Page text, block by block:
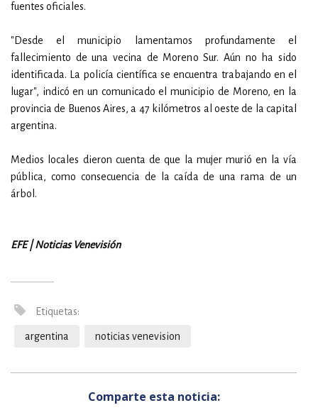
fuentes oficiales.
"Desde el municipio lamentamos profundamente el
fallecimiento de una vecina de Moreno Sur. Aún no ha sido
identificada. La policía científica se encuentra trabajando en el
lugar", indicó en un comunicado el municipio de Moreno, en la
provincia de Buenos Aires, a 47 kilómetros al oeste de la capital
argentina.
Medios locales dieron cuenta de que la mujer murió en la vía
pública, como consecuencia de la caída de una rama de un
árbol.
EFE | Noticias Venevisión
Etiquetas:
argentina noticias venevision
Comparte esta noticia: